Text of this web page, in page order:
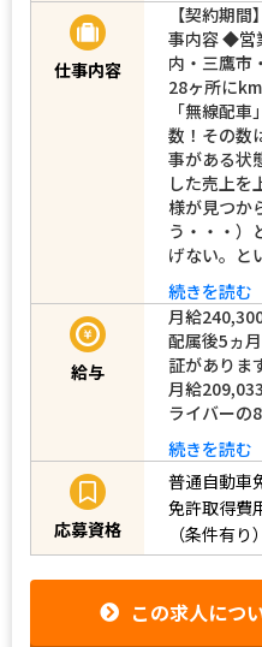
仕事内容
【契約期
事内容 ◆営
内・三鷹市
28ヶ所に
「無線配
数！その数
事がある状
した売上を
様が見つか
う・・・）
げない。と
続きを読む
給与
月給
配属後5ヵ
証がありま
月給
ライバーの
続きを読む
応募資格
普通自動車
免許取得費
（条件有り）
この求人につ